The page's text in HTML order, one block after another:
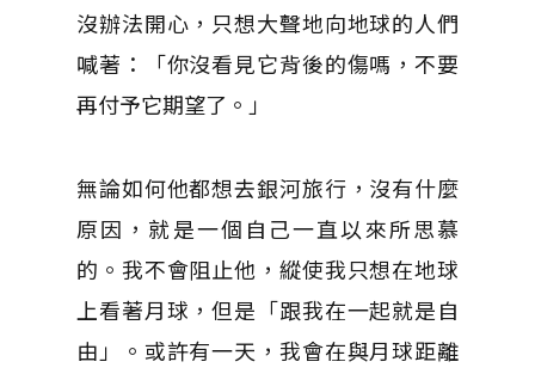
沒辦法開心，只想大聲地向地球的人們
喊著：「你沒看見它背後的傷嗎，不要
再付予它期望了。」
無論如何他都想去銀河旅行，沒有什麼
原因，就是一個自己一直以來所思慕
的。我不會阻止他，縱使我只想在地球
上看著月球，但是「跟我在一起就是自
由」。或許有一天，我會在與月球距離